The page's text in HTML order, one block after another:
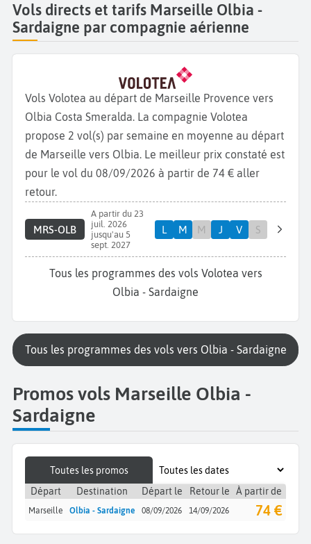
Vols directs et tarifs Marseille Olbia -
Sardaigne par compagnie aérienne
Vols Volotea au départ de Marseille Provence vers
Olbia Costa Smeralda. La compagnie Volotea
propose 2 vol(s) par semaine en moyenne au départ
de Marseille vers Olbia. Le meilleur prix constaté est
pour le vol du 08/09/2026 à partir de 74 € aller
retour.
MRS-OLB
A partir du 23
juil. 2026
jusqu'au 5
sept. 2027
L M M J V S
Tous les programmes des vols Volotea vers
Olbia - Sardaigne
Tous les programmes des vols vers Olbia - Sardaigne
Promos vols Marseille Olbia -
Sardaigne
Toutes les promos
Départ
Destination Départ le Retour le À partir de
Marseille Olbia - Sardaigne 08/09/2026 14/09/2026 74 €